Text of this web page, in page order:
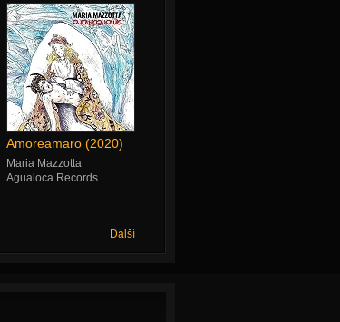
Amoreamaro (2020)
Maria Mazzotta
Agualoca Records
Další